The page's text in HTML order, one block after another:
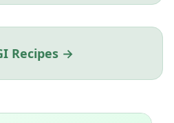
Recipes →